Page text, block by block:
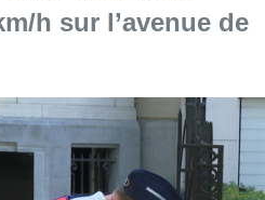
h sur l’avenue de